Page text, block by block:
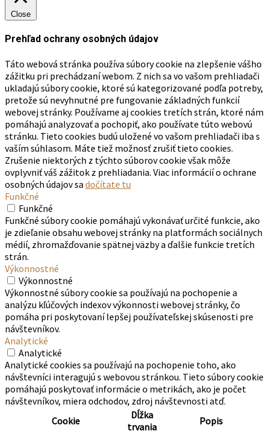
Close
Prehľad ochrany osobných údajov
Táto webová stránka používa súbory cookie na zlepšenie vášho
zážitku pri prechádzaní webom. Z nich sa vo vašom prehliadači
ukladajú súbory cookie, ktoré sú kategorizované podľa potreby,
pretože sú nevyhnutné pre fungovanie základných funkcií
webovej stránky. Používame aj cookies tretích strán, ktoré nám
pomáhajú analyzovať a pochopiť, ako používate túto webovú
stránku. Tieto cookies budú uložené vo vašom prehliadači iba s
vaším súhlasom. Máte tiež možnosť zrušiť tieto cookies.
Zrušenie niektorých z týchto súborov cookie však môže
ovplyvniť váš zážitok z prehliadania. Viac informácií o ochrane
osobných údajov sa dočítate tu
Funkčné
Funkčné
Funkčné súbory cookie pomáhajú vykonávať určité funkcie, ako
je zdieľanie obsahu webovej stránky na platformách sociálnych
médií, zhromažďovanie spätnej väzby a ďalšie funkcie tretích
strán.
Výkonnostné
Výkonnostné
Výkonnostné súbory cookie sa používajú na pochopenie a
analýzu kľúčových indexov výkonnosti webovej stránky, čo
pomáha pri poskytovaní lepšej používateľskej skúsenosti pre
návštevníkov.
Analytické
Analytické
Analytické cookies sa používajú na pochopenie toho, ako
návštevníci interagujú s webovou stránkou. Tieto súbory cookie
pomáhajú poskytovať informácie o metrikách, ako je počet
návštevníkov, miera odchodov, zdroj návštevnosti atď.
Cookie
Dĺžka
trvania
Popis